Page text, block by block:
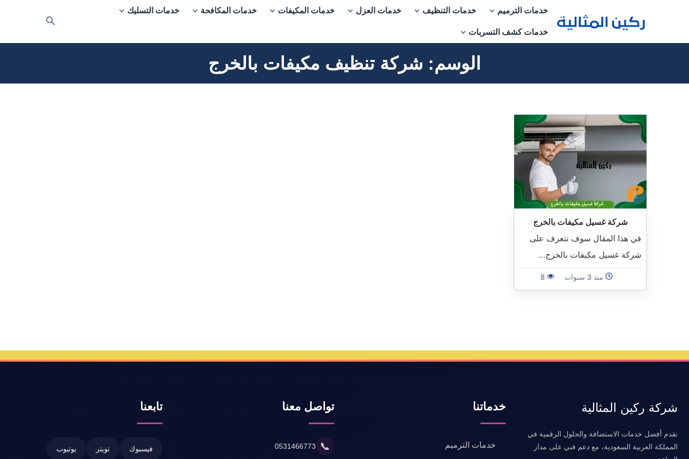
المحتوى
خدمات الترميم خدمات التنظيف خدمات العزل خدمات المكيفات خدمات المكافحة خدمات التسليك
خدمات كشف التسربات
الوسم: شركة تنظيف مكيفات بالخرج
شركة غسيل مكيفات بالخرج
في هذا المقال سوف نتعرف على
شركة غسيل مكيفات بالخرج…
منذ 3 سنوات 8
شركة ركين المثالية
نقدم أفضل خدمات الاستضافة والحلول الرقمية في
المملكة العربية السعودية، مع دعم فني على مدار
خدماتنا
خدمات الترميم
تواصل معنا
📞
0531466773
تابعنا
فيسبوك تويتر يوتيوب